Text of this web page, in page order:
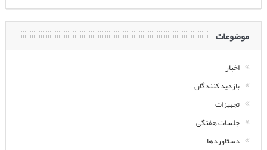
موضوعات
اخبار
بازدید کنندگان
تجهیزات
جلسات هفتگی
دستاوردها